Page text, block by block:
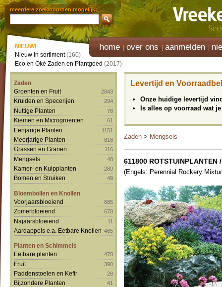
meerdere zoekwoorden mogelijk
home over ons aanmelden
NIEUW!
Nieuw in sortiment(160)
Eco en Oké Zaden en Plantgoed (2017)
Zaden
Groenten en Fruit
2843
Kruiden en Specerijen 294
Nuttige Planten 78
Kiemen en Microgroenten 61
Eenjarige Planten 1151
Meerjarige Planten 816
Grassen en Granen 116
Mengsels 48
Kamer- en Kuipplanten 280
Bomen en Struiken 49
Bloembollen en Knollen
Voorjaarsbloeiend
685
Zomerbloeiend 678
Najaarsbloeiend 11
Aardappels e.a. Eetbare Knollen 465
Planten en Schimmels
Eetbare planten
470
Fruit 390
Paddenstoelen en Kefir 28
Bijzondere Planten 41
Levertijd en
Onze huidige levertijd
Is alles op voorraad wat
Zaden > Mengsels
611800 ROTSTUINPLANTEN
(Engels: Perennial Rockery